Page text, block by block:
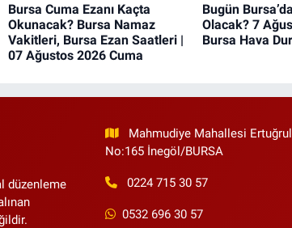
Bursa Cuma Ezanı Kaçta
Okunacak? Bursa Namaz
Vakitleri, Bursa Ezan Saatleri |
07 Ağustos 2026 Cuma
Bugün
Olacak? 7
Bursa Hava
düzenleme
Mahmudiye Mahallesi
No:165 İnegöl/BURSA
0224 715 30 57
0532 696 30 57